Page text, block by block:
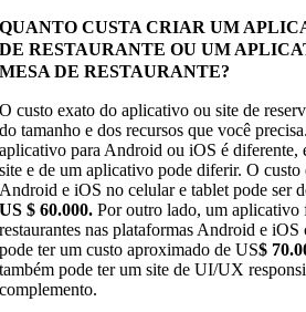
QUANTO CUSTA CRIAR UM
DE RESTAURANTE OU UM
MESA DE RESTAURANTE?
O custo exato do aplicativo ou site de
do tamanho e dos recursos que você
aplicativo para Android ou iOS é diferente,
site e de um aplicativo pode diferir. O custo
Android e iOS no celular e tablet pode ser
US $ 60.000. Por outro lado, um aplicativo
restaurantes nas plataformas Android e iOS
pode ter um custo aproximado de US$
também pode ter um site de UI/UX
complemento.